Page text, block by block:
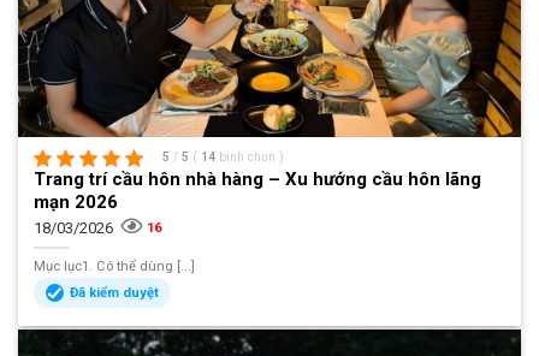
5 / 5 ( 14 bình chọn )
Trang trí cầu hôn nhà hàng – Xu hướng cầu hôn lãng
mạn 2026
18/03/2026 16
Mục lục1. Có thể dùng [...]
Đã kiểm duyệt